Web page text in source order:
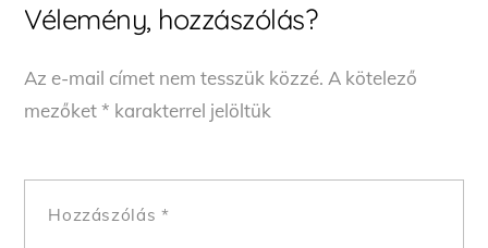
Vélemény, hozzászólás?
Az e-mail címet nem tesszük közzé. A kötelező
mezőket* karakterrel jelöltük
Hozzászólás *